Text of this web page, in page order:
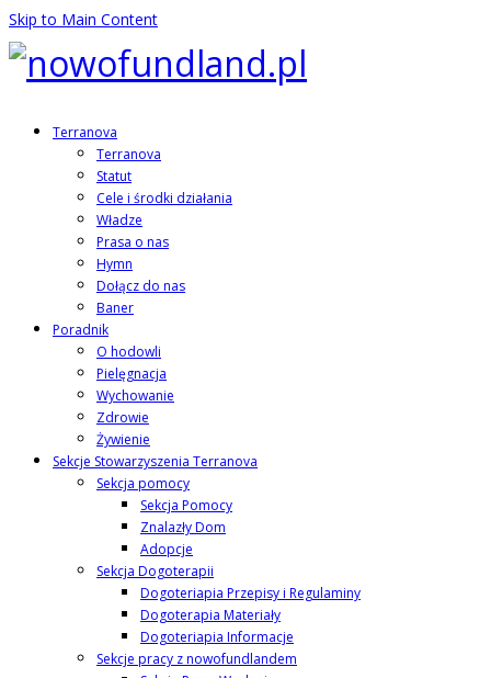
Skip to Main Content
Terranova
Terranova
Statut
Cele i środki działania
Władze
Prasa o nas
Hymn
Dołącz do nas
Baner
Poradnik
O hodowli
Pielęgnacja
Wychowanie
Zdrowie
Żywienie
Sekcje Stowarzyszenia Terranova
Sekcja pomocy
Sekcja Pomocy
Znalazły Dom
Adopcje
Sekcja Dogoterapii
Dogoteriapia Przepisy i Regulaminy
Dogoterapia Materiały
Dogoteriapia Informacje
Sekcje pracy z nowofundlandem